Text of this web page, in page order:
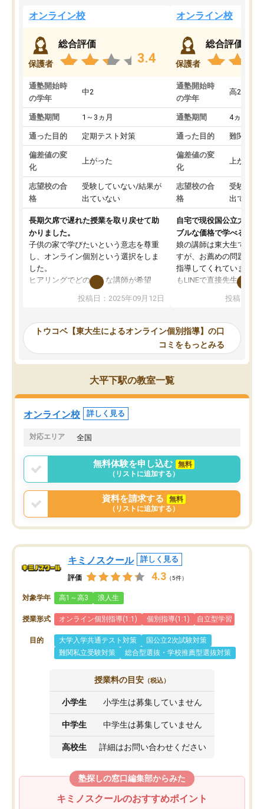
オンライン校
保護者
総合評価
3.4
通塾開始時
の学年
中2
通塾期間 1～3ヵ月
通った目的 定期テスト対策
偏差値の変
化
上がった
志望校の合
格
受験していない/結果が
出ていない
長期欠席で遅れた授業を取り戻せて助
かりました。
子供の家で学びたいという意志を尊重
し、オンライン個別という選択をしま
した。
ヒアリングでどのような講師が希望
か、オプションは付帯するかなど選ぶ
事が出来ました。
ーティングを行い、その講師で良いか
見てから講師を決定する事ができま
す。
うちの子は、初回面談の講師の方で決
オンラインツールを使用した単語帳の
共有があり宿題もそちらで出される形
でした。
言う事で講師変更の申し出があり、あ
まりに短期での変更だった為、塾に通
う事にして退会しました。遅れも取り
戻せ、授業内容や講師の方は良かった
と思います。
投稿日：2025年09月12日
オンライン校
保護者
総合評価
通塾開始時
の学年
高2
通塾期間 4ヵ月～1
通った目的 難関私立
偏差値の変
化
上がった
志望校の合
格
受験して
出ていな
自宅で現役国公立大学生
ブルな価格で学べる
娘の講師は東大生では無
すが、お薦めの問題集や
指導してくれています。
もLINEで直接先生に質問
めれるので、個人に合
いなのがあり(有料)、受
ことをどんなスケジュー
くか相談したのですが、
ち期待したものではなく
くなってきたようなので
投稿日：
トウコベ【東大生によるオンライン個別指導】の口
コミをもっとみる
大平下駅の教室一覧
オンライン校 詳しく見る
対応エリア 全国
無料体験を申し込む
無料
（リストに追加する）
資料を請求する
無料
（リストに追加する）
キミノスクール 詳しく見る
評価 4.3 （5件）
対象学年 高1～高3 浪人生
授業形式 オンライン個別指導(1:1) 個別指導(1:1) 自立型学習
目的 大学入学共通テスト対策
国公立2次試験対策
難関私立受験対策
総合型選抜・学校推薦型選抜対策
授業料の目安 （税込）
小学生 小学生は募集していません
中学生 中学生は募集していません
高校生 詳細はお問い合わせください
塾探しの窓口編集部からみた
キミノスクールのおすすめポイント